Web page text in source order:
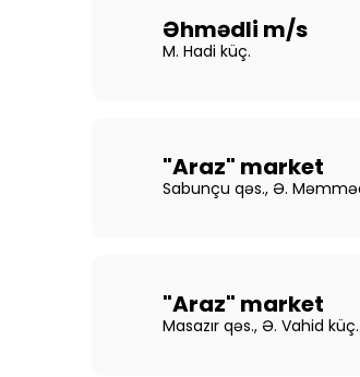
Əhmədli m/s
M. Hadi küç.
"Araz" market
Sabunçu qəs., Ə.
"Araz" market
Masazır qəs., Ə. Vahid küç.